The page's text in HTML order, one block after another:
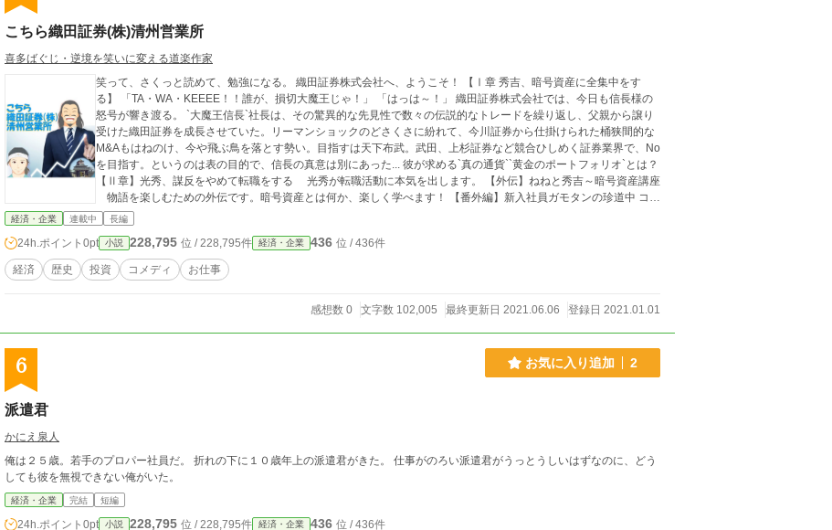
こちら織田証券(株)清州営業所
喜多ばぐじ・逆境を笑いに変える道楽作家
笑って、さくっと読めて、勉強になる。 織田証券株式会社へ、ようこそ！ 【Ⅰ章 秀吉、暗号資産に全集中をす
る】 「TA・WA・KEEEE！！誰が、損切大魔王じゃ！」 「はっは～！」 織田証券株式会社では、今日も信長様の
怒号が響き渡る。 `大魔王信長`社長は、その驚異的な先見性で数々の伝説的なトレードを繰り返し、父親から譲り
受けた織田証券を成長させていた。リーマンショックのどさくさに紛れて、今川証券から仕掛けられた桶狭間的な
M&Aもはねのけ、今や飛ぶ鳥を落とす勢い。目指すは天下布武。武田、上杉証券など競合ひしめく証券業界で、No
を目指す。というのは表の目的で、信長の真意は別にあった... 彼が求める`真の通貨``黄金のポートフォリオ`とは？
【Ⅱ章】光秀、謀反をやめて転職をする 光秀が転職活動に本気を出します。 【外伝】ねねと秀吉～暗号資産講座
物語を楽しむための外伝です。暗号資産とは何か、楽しく学べます！ 【番外編】新入社員ガモタンの珍道中 コメ
経済・企業 連載中 長編
24h.ポイント 0pt 小説 228,795 位 / 228,795件 経済・企業 436 位 / 436件
経済 歴史 投資 コメディ お仕事
感想数 0 文字数 102,005 最終更新日 2021.06.06 登録日 2021.01.01
6 お気に入り追加 2
派遣君
かにえ泉人
俺は２５歳。若手のプロパー社員だ。 折れの下に１０歳年上の派遣君がきた。 仕事がのろい派遣君がうっとうしいはずなのに、どう
しても彼を無視できない俺がいた。
経済・企業 完結 短編
24h.ポイント 0pt 小説 228,795 位 / 228,795件 経済・企業 436 位 / 436件